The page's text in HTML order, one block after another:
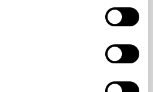
CONTATTA